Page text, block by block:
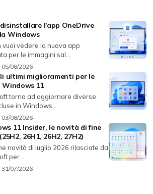
l'app OneDrive
Windows
vuoi vedere la nuova app
per le immagini sal...
05/08/2026
ultimi miglioramenti per le
Windows 11
torna ad aggiornare diverse
in Windows...
03/08/2026
11 Insider, le novità di fine
26H1, 26H2, 27H2)
novità di luglio 2026 rilasciate da
per...
31/07/2026